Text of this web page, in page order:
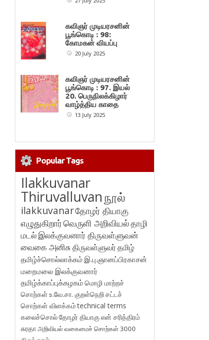
கவிஞர் முடியரசனின்
பூங்கொடி : 98:
கோமகன் வியப்பு
20 July 2025
கவிஞர் முடியரசனின்
பூங்கொடி : 97. இயல்
20. பெருநிலக்கிழார்
வாழ்த்திய காதை
13 July 2025
Popular Tags
Ilakkuvanar
Thiruvalluvanநூல்
ilakkuvanarதோழர் தியாகு
எழுதுகிறார்வெருளி அறிவியல்தாழி
மடல்இலக்குவனார் திருவள்ளுவன்
வைகை அனிசுதிருவள்ளுவர்தமிழ்
தமிழ்ச்சொல்லாக்கம் இ.பு.ஞானப்பிரகாசன்
மறைமலை இலக்குவனார்
தமிழ்க்காப்புக்கழகம் மொழி மாற்றச்
சொற்கள்உ.வே.சா. குறள்நெறி சட்டச்
சொற்கள் விளக்கம்technical terms
கலைச்சொல்தோழர் தியாகுஎன் சரித்திரம்
சுரதாஅறிவியல் வகைமைச் சொற்கள் 3000